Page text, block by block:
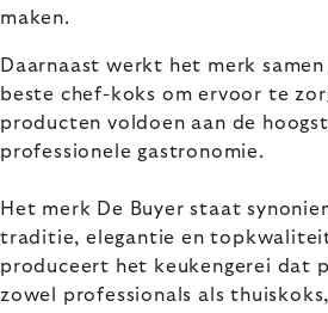
maken.
Daarnaast werkt het merk
beste chef-koks om ervoor te
producten voldoen aan de
professionele gastronomie.
Het merk De Buyer staat
traditie, elegantie en
produceert het keukengerei dat
zowel professionals als